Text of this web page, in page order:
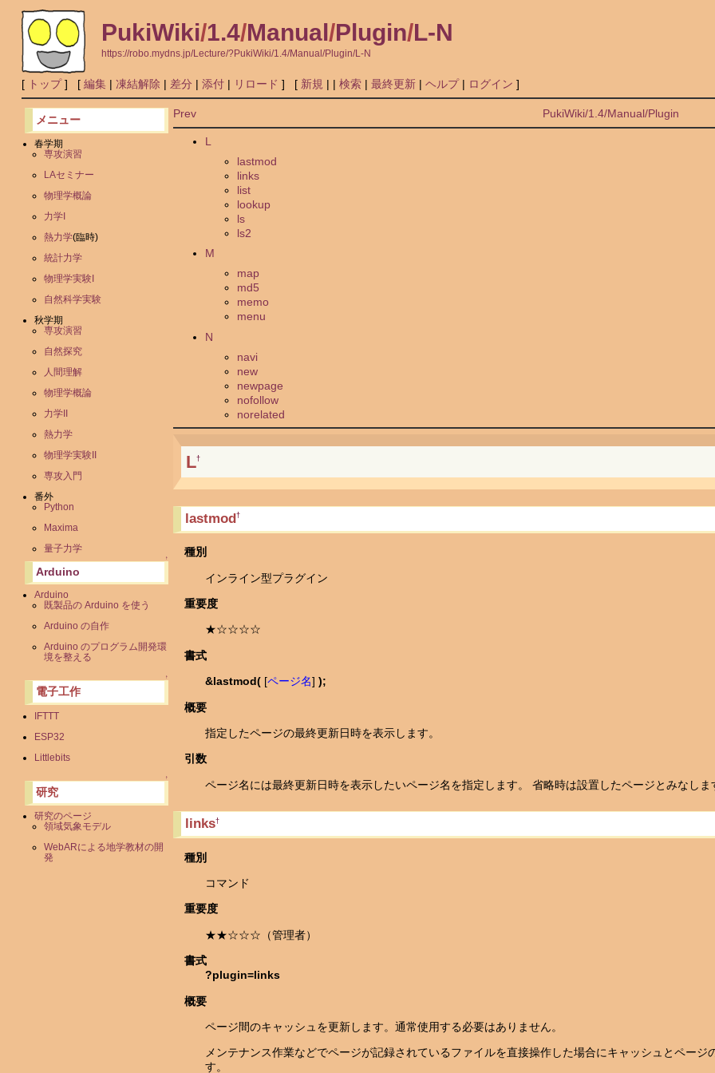
PukiWiki/1.4/Manual/Plugin/L-N
https://robo.mydns.jp/Lecture/?PukiWiki/1.4/Manual/Plugin/L-N
[ トップ] [ 編集| 凍結解除 | 差分 | 添付| リロード ] [ 新規 | | 検索| 最終更新| ヘルプ| ログイン ]
メニュー
春学期
専攻演習
LAセミナー
物理学概論
力学I
熱力学(臨時)
統計力学
物理学実験I
自然科学実験
秋学期
専攻演習
自然探究
人間理解
物理学概論
力学II
熱力学
物理学実験II
専攻入門
番外
Python
Maxima
量子力学
↑
Arduino
Arduino
既製品の Arduino を使う
Arduino の自作
Arduino のプログラム開発環
境を整える
↑
電子工作
IFTTT
ESP32
Littlebits
↑
研究
研究のページ
領域気象モデル
WebARによる地学教材の開
発
Prev PukiWiki/1.4/Manual/Plugin
L
lastmod
links
list
lookup
ls
ls2
M
map
md5
memo
menu
N
navi
new
newpage
nofollow
norelated
L†
lastmod†
種別
インライン型プラグイン
重要度
★☆☆☆☆
書式
&lastmod([ページ名] );
概要
指定したページの最終更新日時を表示します。
引数
ページ名には最終更新日時を表示したいページ名を指定します。 省略時は設置したページとみなしま
links†
種別
コマンド
重要度
★★☆☆☆（管理者）
書式
?plugin=links
概要
ページ間のキャッシュを更新します。通常使用する必要はありません。
メンテナンス作業などでページが記録されているファイルを直接操作した場合にキャッシュとペー
す。